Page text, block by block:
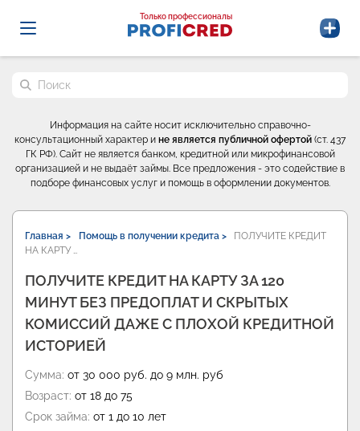
Probrokery - Только профессионалы
Только профессионалы
Поиск по сайту
Информация на сайте носит исключительно справочно-
консультационный характер и не является публичной офертой (ст. 437
ГК РФ). Сайт не является банком, кредитной или микрофинансовой
организацией и не выдаёт займы. Все предложения - это содействие в
подборе финансовых услуг и помощь в оформлении документов.
Главная > Помощь в получении кредита >
ПОЛУЧИТЕ КРЕДИТ
НА КАРТУ …
ПОЛУЧИТЕ КРЕДИТ НА КАРТУ ЗА 120
МИНУТ БЕЗ ПРЕДОПЛАТ И СКРЫТЫХ
КОМИССИЙ ДАЖЕ С ПЛОХОЙ КРЕДИТНОЙ
ИСТОРИЕЙ
Сумма: от 30 000 руб. до 9 млн. руб
Возраст: от 18 до 75
Срок займа: от 1 до 10 лет